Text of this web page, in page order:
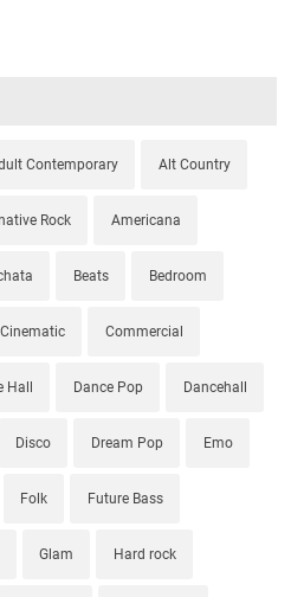
Contemporary Alt Country
Rock Americana
Beats Bedroom
Cinematic Commercial
Hall Dance Pop Dancehall
Disco Dream Pop Emo
Folk Future Bass
Glam Hard rock